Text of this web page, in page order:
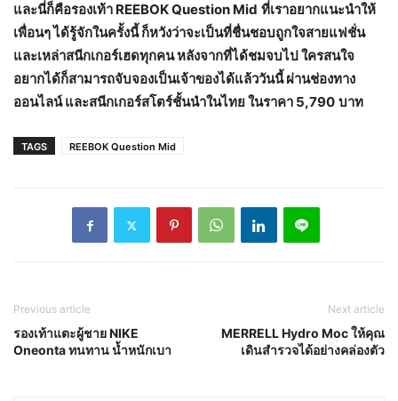
และนี่ก็คือรองเท้า REEBOK Question Mid ที่เราอยากแนะนำให้
เพื่อนๆ ได้รู้จักในครั้งนี้ ก็หวังว่าจะเป็นที่ชื่นชอบถูกใจสายแฟชั่น
และเหล่าสนีกเกอร์เฮดทุกคน หลังจากที่ได้ชมจบไป ใครสนใจ
อยากได้ก็สามารถจับจองเป็นเจ้าของได้แล้ววันนี้ ผ่านช่องทาง
ออนไลน์ และสนีกเกอร์สโตร์ชั้นนำในไทย ในราคา 5,790 บาท
TAGS REEBOK Question Mid
Previous article
รองเท้าแตะผู้ชาย NIKE
Oneonta ทนทาน น้ำหนักเบา
Next article
MERRELL Hydro Moc ให้คุณ
เดินสำรวจได้อย่างคล่องตัว